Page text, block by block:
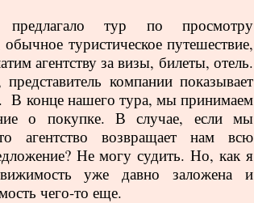
предлагало тур по просмотру
туристическое путешествие,
агентству за визы, билеты, отель.
компании показывает
В конце нашего тура, мы принимаем
о покупке. В случае, если мы
агентство возвращает нам всю
Не могу судить. Но, как я
уже давно заложена и
чего-то еще.